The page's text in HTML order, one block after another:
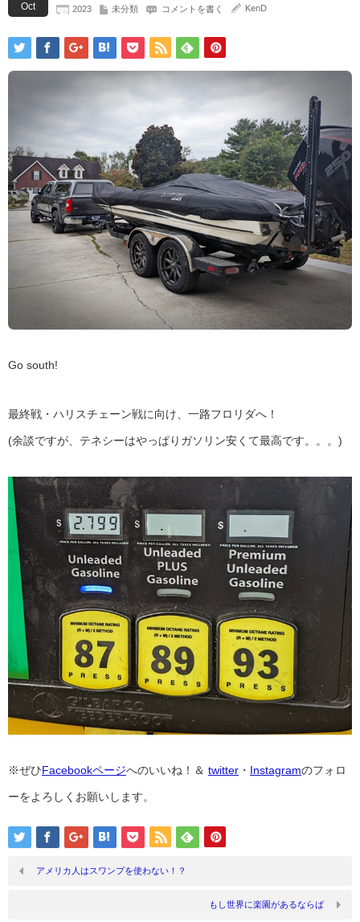
Oct
2023 未分類 コメントを書く KenD
Go south!
最終戦・ハリスチェーン戦に向け、一路フロリダへ！
(余談ですが、テネシーはやっぱりガソリン安くて最高です。。。)
※ぜひFacebookページへのいいね！＆ twitter ・ Instagramのフォロ
ーをよろしくお願いします。
アメリカ人はスワンプを使わない！？
もし世界に楽園があるならば